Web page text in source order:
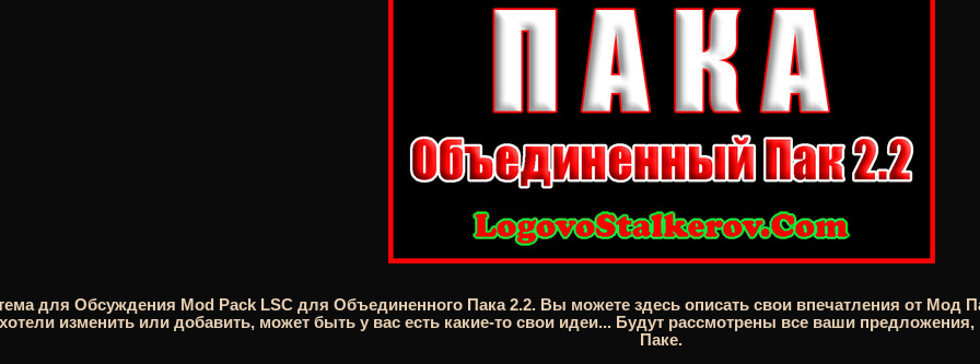
для Обсуждения Mod Pack LSC для Объединенного Пака 2.2. Вы можете здесь описать свои впечатления от Мод
изменить или добавить, может быть у вас есть какие-то свои идеи... Будут рассмотрены все ваши
Паке.